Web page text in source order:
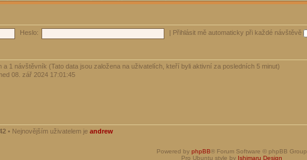
Heslo: Přihlásit mě automaticky při každé návštěvě
1 návštěvník (Tato data jsou založena na uživatelích, kteří byli aktivní za posledních 5 minut)
08. zář 2024 17:01:45
• Nejnovějším uživatelem je andrew
Powered by phpBB® Forum Software © phpBB Group
Pro Ubuntu style by Ishimaru Design